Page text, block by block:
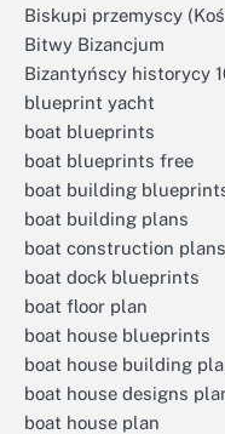
Biskupi przemyscy
Bitwy Bizancjum
Bizantyńscy historycy
blueprint yacht
boat blueprints
boat blueprints free
boat building
boat building plans
boat construction plans
boat dock blueprints
boat floor plan
boat house blueprints
boat house building
boat house designs
boat house plan